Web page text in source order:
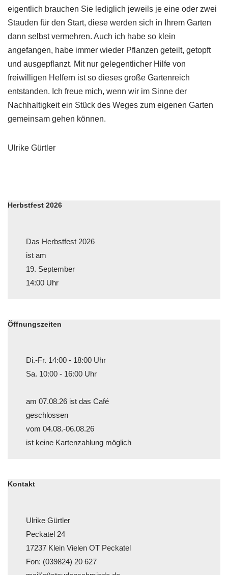
eigentlich brauchen Sie lediglich jeweils je eine oder zwei
Stauden für den Start, diese werden sich in Ihrem Garten
dann selbst vermehren. Auch ich habe so klein
angefangen, habe immer wieder Pflanzen geteilt, getopft
und ausgepflanzt. Mit nur gelegentlicher Hilfe von
freiwilligen Helfern ist so dieses große Gartenreich
entstanden. Ich freue mich, wenn wir im Sinne der
Nachhaltigkeit ein Stück des Weges zum eigenen Garten
gemeinsam gehen können.
Ulrike Gürtler
Herbstfest 2026
Das Herbstfest 2026
ist am
19. September
14:00 Uhr
Öffnungszeiten
Di.-Fr. 14:00 - 18:00 Uhr
Sa. 10:00 - 16:00 Uhr
am 07.08.26 ist das Café
geschlossen
vom 04.08.-06.08.26
ist keine Kartenzahlung möglich
Kontakt
Ulrike Gürtler
Peckatel 24
17237 Klein Vielen OT Peckatel
Fon: (039824) 20 627